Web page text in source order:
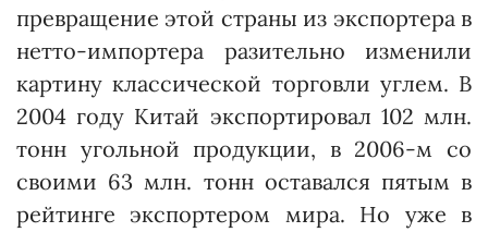
превращение этой страны из экспортера в
нетто-импортера разительно изменили
картину классической торговли углем. В
2004 году Китай экспортировал 102 млн.
тонн угольной продукции, в 2006-м со
своими 63 млн. тонн оставался пятым в
рейтинге экспортером мира. Но уже в